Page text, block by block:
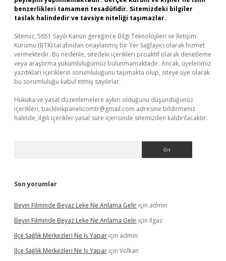
benzerlikleri tamamen tesadüfidir. Sitemizdeki bilgiler
taslak halindedir ve tavsiye niteliği taşımazlar.
Sitemiz, 5651 Sayılı Kanun gereğince Bilgi Teknolojileri ve İletişim
Kurumu (BTK) tarafından onaylanmış bir Yer Sağlayıcı olarak hizmet
vermektedir. Bu nedenle, sitedeki içerikleri proaktif olarak denetleme
veya araştırma yükümlülüğümüz bulunmamaktadır. Ancak, üyelerimiz
yazdıkları içeriklerin sorumluluğunu taşımakta olup, siteye üye olarak
bu sorumluluğu kabul etmiş sayılırlar.
Hukuka ve yasal düzenlemelere aykırı olduğunu düşündüğünüz
içerikleri, backlinkpanelicomtr@gmail.com adresine bildirmeniz
halinde, ilgili içerikler yasal süre içerisinde sitemizden kaldırılacaktır.
Son yorumlar
Beyin Filminde Beyaz Leke Ne Anlama Gelir için admin
Beyin Filminde Beyaz Leke Ne Anlama Gelir için Ilgaz
Ilçe Sağlık Merkezleri Ne Iş Yapar için admin
Ilçe Sağlık Merkezleri Ne Iş Yapar için Volkan